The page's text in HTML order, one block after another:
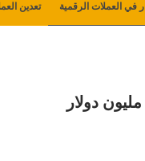
في العملات الرقمية تعدين